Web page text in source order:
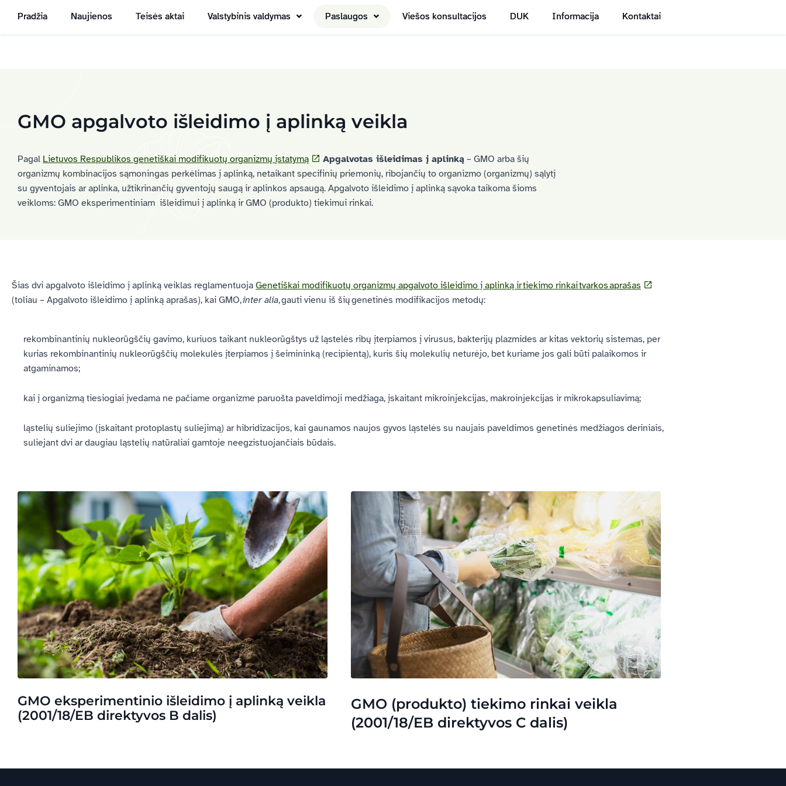
EN LT
Pradžia Naujienos Teisės aktai Valstybinis valdymas Paslaugos Viešos konsultacijos DUK Informacija Kontaktai
GMO apgalvoto išleidimo į aplinką veikla
Pagal Lietuvos Respublikos genetiškai modifikuotų organizmų įstatymą Apgalvotas išleidimas į aplinką – GMO arba šių
organizmų kombinacijos sąmoningas perkėlimas į aplinką, netaikant specifinių priemonių, ribojančių to organizmo (organizmų) sąlytį
su gyventojais ar aplinka, užtikrinančių gyventojų saugą ir aplinkos apsaugą. Apgalvoto išleidimo į aplinką sąvoka taikoma šioms
veikloms: GMO eksperimentiniam išleidimui į aplinką ir GMO (produkto) tiekimui rinkai.
Šias dvi apgalvoto išleidimo į aplinką veiklas reglamentuoja Genetiškai modifikuotų organizmų apgalvoto išleidimo į aplinką ir tiekimo rinkai tvarkos aprašas
(toliau – Apgalvoto išleidimo į aplinką aprašas), kai GMO,inter alia,gauti vienu iš šių genetinės modifikacijos metodų:
rekombinantinių nukleorūgščių gavimo, kuriuos taikant nukleorūgštys už ląstelės ribų įterpiamos į virusus, bakterijų plazmides ar kitas vektorių sistemas, per
kurias rekombinantinių nukleorūgščių molekulės įterpiamos į šeimininką (recipientą), kuris šių molekulių neturėjo, bet kuriame jos gali būti palaikomos ir
atgaminamos;
kai į organizmą tiesiogiai įvedama ne pačiame organizme paruošta paveldimoji medžiaga, įskaitant mikroinjekcijas, makroinjekcijas ir mikrokapsuliavimą;
ląstelių suliejimo (įskaitant protoplastų suliejimą) ar hibridizacijos, kai gaunamos naujos gyvos ląstelės su naujais paveldimos genetinės medžiagos deriniais,
suliejant dvi ar daugiau ląstelių natūraliai gamtoje neegzistuojančiais būdais.
GMO eksperimentinio išleidimo į aplinką veikla
(2001/18/EB direktyvos B dalis)
GMO (produkto) tiekimo rinkai veikla
(2001/18/EB direktyvos C dalis)